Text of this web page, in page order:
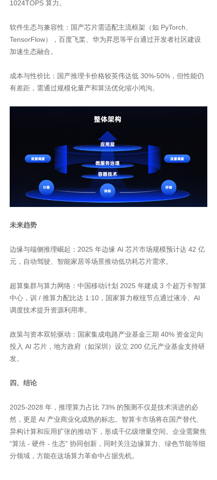
1024TOPS 算力。
软件生态与兼容性：国产芯片需适配主流框架（如 PyTorch、
TensorFlow），百度飞桨、华为昇思等平台通过开发者社区建设
加速生态融合。
成本与性价比：国产推理卡价格较英伟达低 30%-50%，但性能仍
有差距，需通过规模化量产和算法优化缩小鸿沟。
未来趋势
边缘与端侧推理崛起：2025 年边缘 AI 芯片市场规模预计达 42 亿
元，自动驾驶、智能家居等场景推动低功耗芯片需求。
超算集群与算力网络：中国移动计划 2025 年建成 3 个超万卡智算
中心，训 / 推算力配比达 1:10，国家算力枢纽节点通过液冷、AI
调度技术提升资源利用率。
政策与资本双轮驱动：国家集成电路产业基金三期 40% 资金定向
投入 AI 芯片，地方政府（如深圳）设立 200 亿元产业基金支持研
发。
四、结论
2025-2028 年，推理算力占比 73% 的预测不仅是技术演进的必
然，更是 AI 产业商业化成熟的标志。智算卡市场将在国产替代、
异构计算和应用扩张的推动下，形成千亿级增量空间。企业需聚焦
“算法 - 硬件 - 生态” 协同创新，同时关注边缘算力、绿色节能等细
分领域，方能在这场算力革命中占据先机。